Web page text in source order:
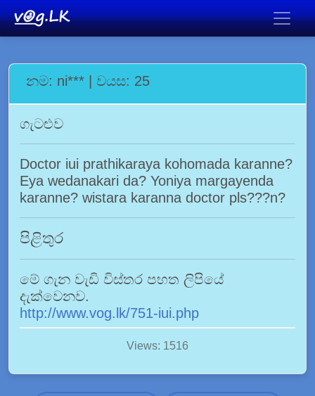
නම: ni*** | වයස: 25
ගැටළුව
Doctor iui prathikaraya kohomada karanne?
Eya wedanakari da? Yoniya margayenda
karanne? wistara karanna doctor pls???n?
පිළිතුර
මේ ගැන වැඩි විස්තර පහත ලිපියේ
දැක්වෙනව.
http://www.vog.lk/751-iui.php
Views: 1516